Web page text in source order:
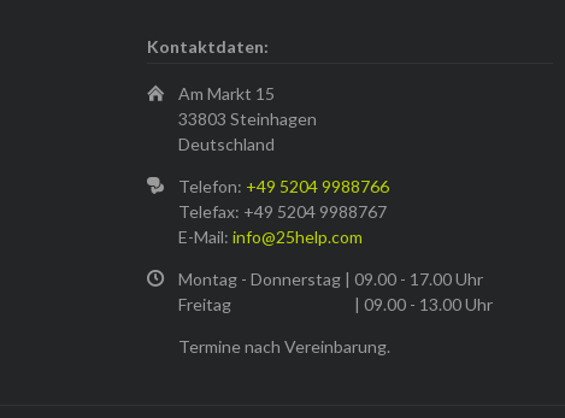
Kontaktdaten:
Am Markt 15
33803 Steinhagen
Deutschland
Telefon: +49 5204 9988766
Telefax: +49 5204 9988767
E-Mail:info@25help.com
Montag - Donnerstag | 09.00 - 17.00 Uhr
Freitag | 09.00 - 13.00 Uhr
Termine nach Vereinbarung.